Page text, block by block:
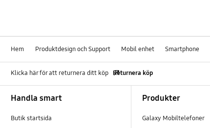
Hem Produktdesign och Support Mobil enhet Smartphone
Klicka här för att returnera ditt köp Returnera köp
Handla smart
Butik startsida
Produkter
Galaxy Mobiltelefoner